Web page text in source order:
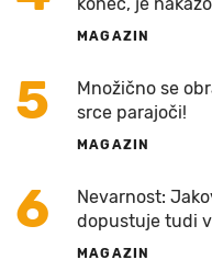
MAGAZIN
5
Množično se
srce parajoči!
MAGAZIN
6
Nevarnost:
dopustuje tudi
MAGAZIN